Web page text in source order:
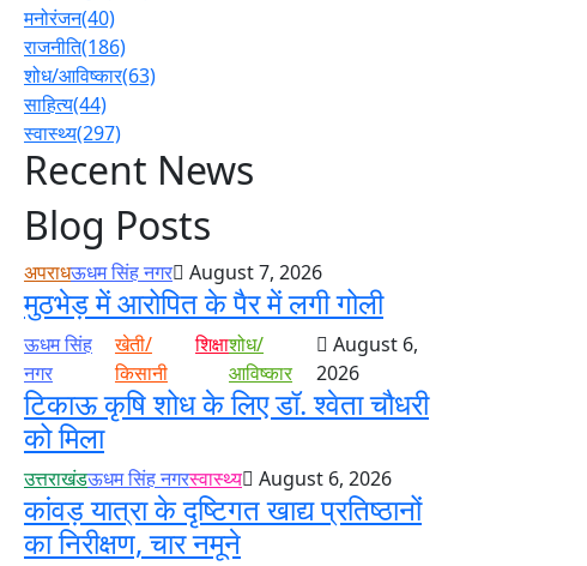
मनोरंजन(40)
राजनीति(186)
शोध/आविष्कार(63)
साहित्य(44)
स्वास्थ्य(297)
Recent News
Blog Posts
अपराधऊधम सिंह नगर August 7, 2026
मुठभेड़ में आरोपित के पैर में लगी गोली
ऊधम सिंह
नगर
खेती/
किसानी
शिक्षाशोध/
आविष्कार
August 6,
2026
टिकाऊ कृषि शोध के लिए डॉ. श्वेता चौधरी
को मिला
उत्तराखंडऊधम सिंह नगरस्वास्थ्य August 6, 2026
कांवड़ यात्रा के दृष्टिगत खाद्य प्रतिष्ठानों
का निरीक्षण, चार नमूने